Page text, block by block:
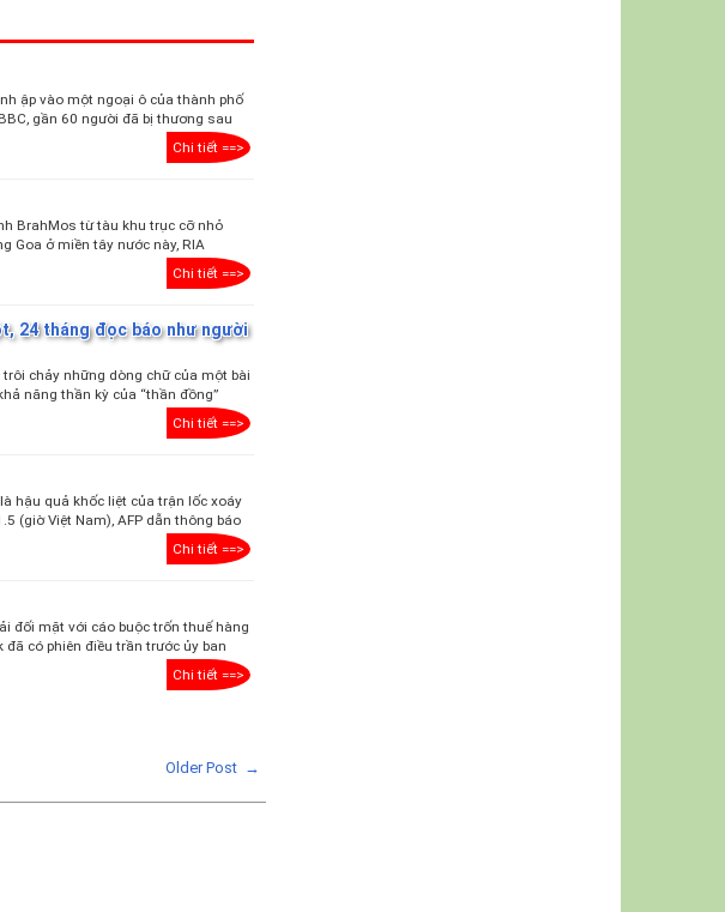
ập vào một ngoại ô của thành phố
gần 60 người đã bị thương sau
Chi tiết ==>
BrahMos từ tàu khu trục cỡ nhỏ
Goa ở miền tây nước này, RIA
Chi tiết ==>
24 tháng đọc báo như người
chảy những dòng chữ của một bài
năng thần kỳ của “thần đồng”
Chi tiết ==>
hậu quả khốc liệt của trận lốc xoáy
(giờ Việt Nam), AFP dẫn thông báo
Chi tiết ==>
đối mặt với cáo buộc trốn thuế hàng
đã có phiên điều trần trước ủy ban
Chi tiết ==>
Older Post →